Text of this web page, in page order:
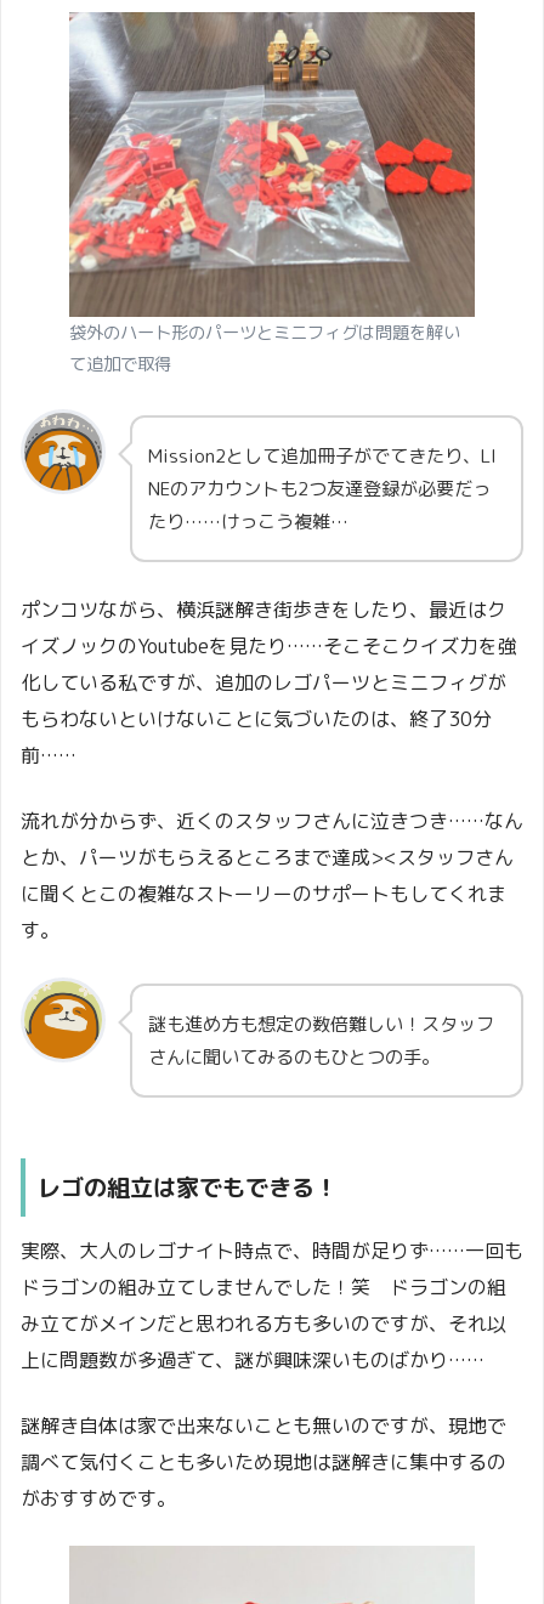
袋外のハート形のパーツとミニフィグは問題を解い
て追加で取得
Mission2として追加冊子がでてきたり、LI
NEのアカウントも2つ友達登録が必要だっ
たり……けっこう複雑…
ポンコツながら、横浜謎解き街歩きをしたり、最近はク
イズノックのYoutubeを見たり……そこそこクイズ力を強
化している私ですが、追加のレゴパーツとミニフィグが
もらわないといけないことに気づいたのは、終了30分
前……
流れが分からず、近くのスタッフさんに泣きつき……なん
とか、パーツがもらえるところまで達成><スタッフさん
に聞くとこの複雑なストーリーのサポートもしてくれま
す。
謎も進め方も想定の数倍難しい！スタッフ
さんに聞いてみるのもひとつの手。
レゴの組立は家でもできる！
実際、大人のレゴナイト時点で、時間が足りず……一回も
ドラゴンの組み立てしませんでした！笑 ドラゴンの組
み立てがメインだと思われる方も多いのですが、それ以
上に問題数が多過ぎて、謎が興味深いものばかり……
謎解き自体は家で出来ないことも無いのですが、現地で
調べて気付くことも多いため現地は謎解きに集中するの
がおすすめです。